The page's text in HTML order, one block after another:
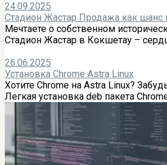
24.09.2025
Стадион Жастар Продажа как шанс
Мечтаете о собственном
Стадион Жастар в Кокшетау –
26.06.2025
Установка Chrome Astra Linux
Хотите Chrome на Astra Linux?
Легкая установка deb пакета